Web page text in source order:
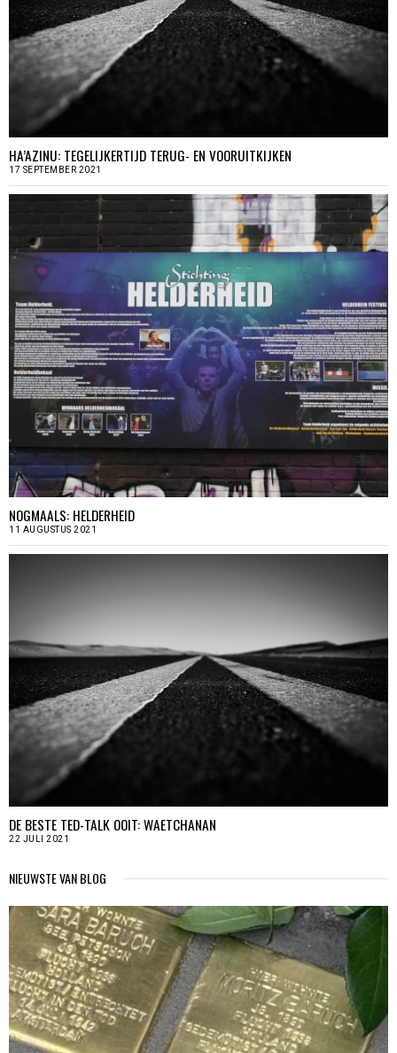
HA’AZINU: TEGELIJKERTIJD TERUG- EN VOORUITKIJKEN
17 SEPTEMBER 2021
NOGMAALS: HELDERHEID
11 AUGUSTUS 2021
DE BESTE TED-TALK OOIT: WAETCHANAN
22 JULI 2021
NIEUWSTE VAN BLOG